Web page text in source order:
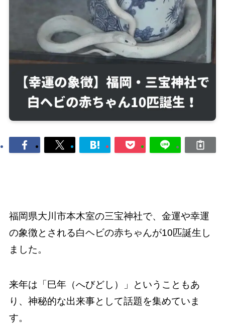
福岡県大川市本木室の三宝神社で、金運や幸運
の象徴とされる白ヘビの赤ちゃんが10匹誕生し
ました。
来年は「巳年（へびどし）」ということもあ
り、神秘的な出来事として話題を集めていま
す。